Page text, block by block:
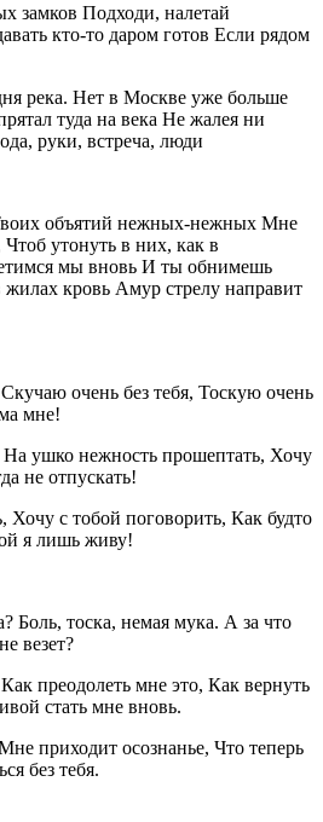
замков Подходи, налетай
кто-то даром готов Если рядом
река. Нет в Москве уже больше
туда на века Не жалея ни
руки, встреча, люди
объятий нежных-нежных Мне
Чтоб утонуть в них, как в
мы вновь И ты обнимешь
жилах кровь Амур стрелу направит
очень без тебя, Тоскую очень
мне!
На ушко нежность прошептать, Хочу
не отпускать!
с тобой поговорить, Как будто
я лишь живу!
Боль, тоска, немая мука. А за что
везет?
преодолеть мне это, Как вернуть
стать мне вновь.
приходит осознанье, Что теперь
без тебя.